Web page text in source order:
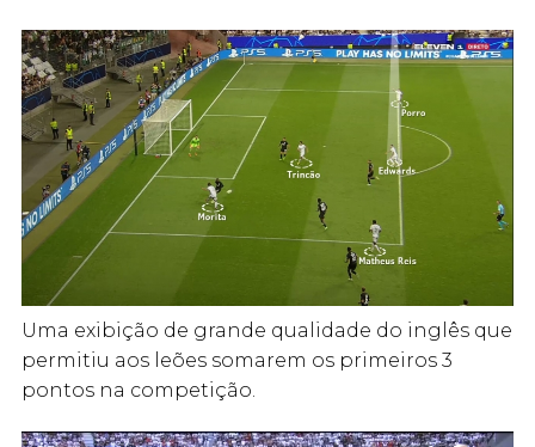
Uma exibição de grande qualidade do inglês que
permitiu aos leões somarem os primeiros 3
pontos na competição.